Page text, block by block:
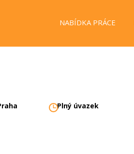
NABÍDKA PRÁCE
Plný úvazek